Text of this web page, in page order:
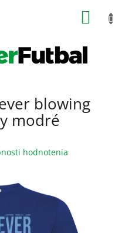
blowing
modré
hodnotenia